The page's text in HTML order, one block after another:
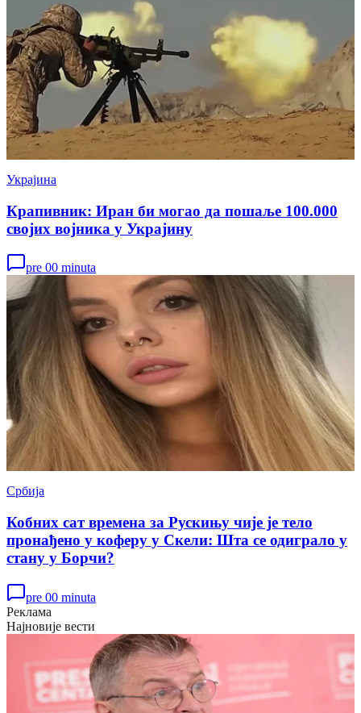
Украјина
Крапивник: Иран би могао да пошаље 100.000
својих војника у Украјину
pre 00 minuta
Србија
Кобних сат времена за Рускињу чије је тело
пронађено у коферу у Скели: Шта се одиграло у
стану у Борчи?
pre 00 minuta
Реклама
Најновије вести